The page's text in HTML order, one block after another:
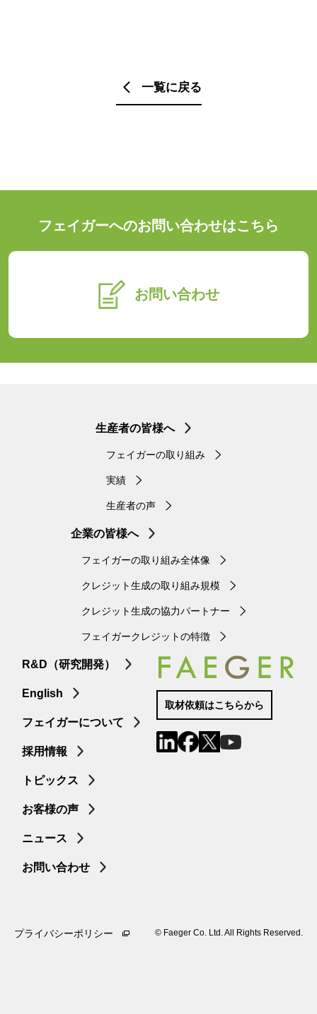
一覧に戻る
フェイガーへのお問い合わせはこちら
お問い合わせ
生産者の皆様へ
フェイガーの取り組み
実績
生産者の声
企業の皆様へ
フェイガーの取り組み全体像
クレジット生成の取り組み規模
クレジット生成の協力パートナー
フェイガークレジットの特徴
R&D（研究開発）
English
フェイガーについて
採用情報
トピックス
お客様の声
ニュース
お問い合わせ
取材依頼はこちらから
プライバシーポリシー ©︎ Faeger Co. Ltd. All Rights Reserved.